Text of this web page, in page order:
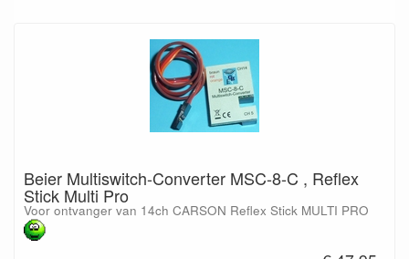
Beier Multiswitch-Converter MSC-8-C , Reflex
Stick Multi Pro
Voor ontvanger van 14ch CARSON Reflex Stick MULTI PRO